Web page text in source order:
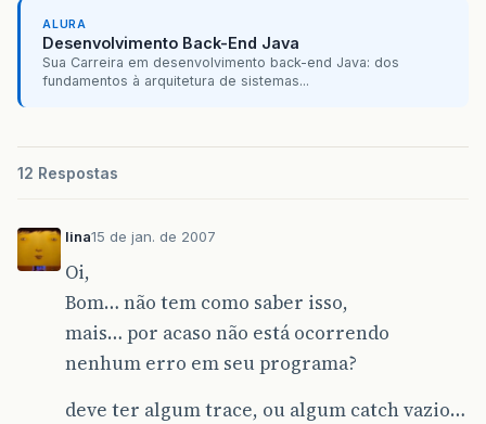
ALURA
Desenvolvimento Back-End Java
Sua Carreira em desenvolvimento back-end Java: dos
fundamentos à arquitetura de sistemas...
12 Respostas
lina15 de jan. de 2007
Oi,
Bom… não tem como saber isso,
mais… por acaso não está ocorrendo
nenhum erro em seu programa?
deve ter algum trace, ou algum catch vazio…